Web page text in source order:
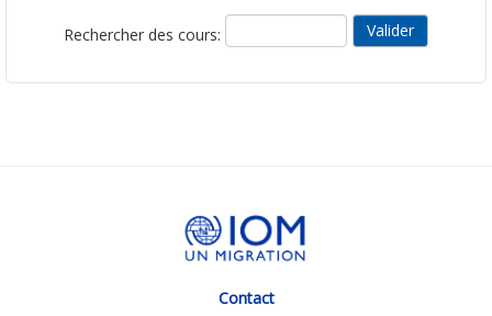
Rechercher des cours:
Contact